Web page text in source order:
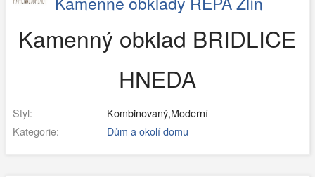
Kamenný obklad BRIDLICE
HNEDA
Styl:
Kombinovaný,Moderní
Kategorie:
Dům a okolí domu